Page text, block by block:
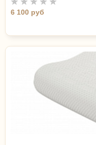
6 100 руб